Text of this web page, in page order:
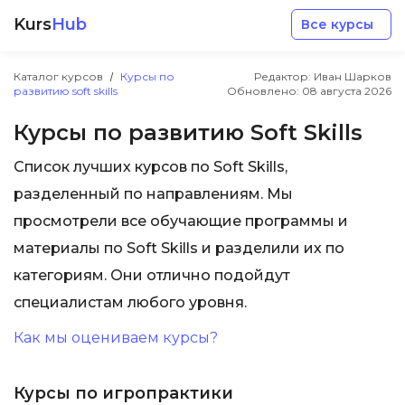
KursHub Все курсы
Каталог курсов
Курсы по
развитию soft skills
Редактор: Иван Шарков
Обновлено: 08 августа 2026
Курсы по развитию Soft Skills
Список лучших курсов по Soft Skills,
разделенный по направлениям. Мы
просмотрели все обучающие программы и
материалы по Soft Skills и разделили их по
категориям. Они отлично подойдут
специалистам любого уровня.
Как мы оцениваем курсы?
Курсы по игропрактики
Разработка
Маркетинг
Дизайн
Аналитика
Менеджмент